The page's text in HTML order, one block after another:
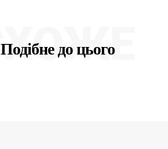
Подібне до цього
СХОЖЕ